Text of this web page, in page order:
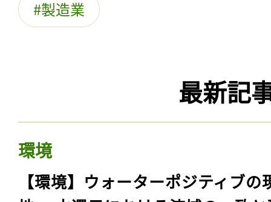
製造業
最新記
環境
【環境】ウォーターポジティブの